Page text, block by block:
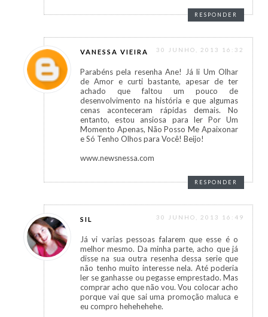
RESPONDER
VANESSA VIEIRA 30 JUNHO, 2013 16:32
Parabéns pela resenha Ane! Já li Um Olhar
de Amor e curti bastante, apesar de ter
achado que faltou um pouco de
desenvolvimento na história e que algumas
cenas aconteceram rápidas demais. No
entanto, estou ansiosa para ler Por Um
Momento Apenas, Não Posso Me Apaixonar
e Só Tenho Olhos para Você! Beijo!
www.newsnessa.com
RESPONDER
SIL 30 JUNHO, 2013 16:49
Já vi varias pessoas falarem que esse é o
melhor mesmo. Da minha parte, acho que já
disse na sua outra resenha dessa serie que
não tenho muito interesse nela. Até poderia
ler se ganhasse ou pegasse emprestado. Mas
comprar acho que não vou. Vou colocar acho
porque vai que sai uma promoção maluca e
eu compro hehehehehe.